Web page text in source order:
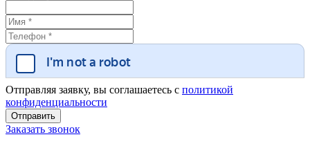
Отправляя заявку, вы соглашаетесь с политикой
конфиденциальности
Заказать звонок